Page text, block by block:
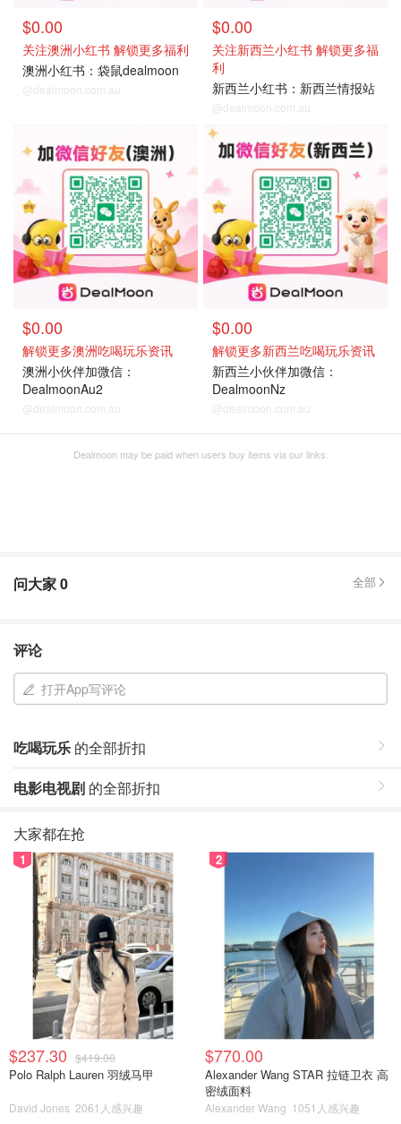
$0.00
关注澳洲小红书 解锁更多福利
澳洲小红书：袋鼠dealmoon
@dealmoon.com.au
$0.00
关注新西兰小红书 解锁更多福
利
新西兰小红书：新西兰情报站
@dealmoon.com.au
$0.00
解锁更多澳洲吃喝玩乐资讯
澳洲小伙伴加微信：
DealmoonAu2
@dealmoon.com.au
$0.00
解锁更多新西兰吃喝玩乐资讯
新西兰小伙伴加微信：
DealmoonNz
@dealmoon.com.au
Dealmoon may be paid when users buy items via our links.
问大家0 全部
评论
打开App写评论
吃喝玩乐 的全部折扣
电影电视剧 的全部折扣
大家都在抢
1
$237.30 $419.00
Polo Ralph Lauren 羽绒马甲
David Jones 2061人感兴趣
2
$770.00
Alexander Wang STAR 拉链卫衣 高
密绒面料
Alexander Wang 1051人感兴趣